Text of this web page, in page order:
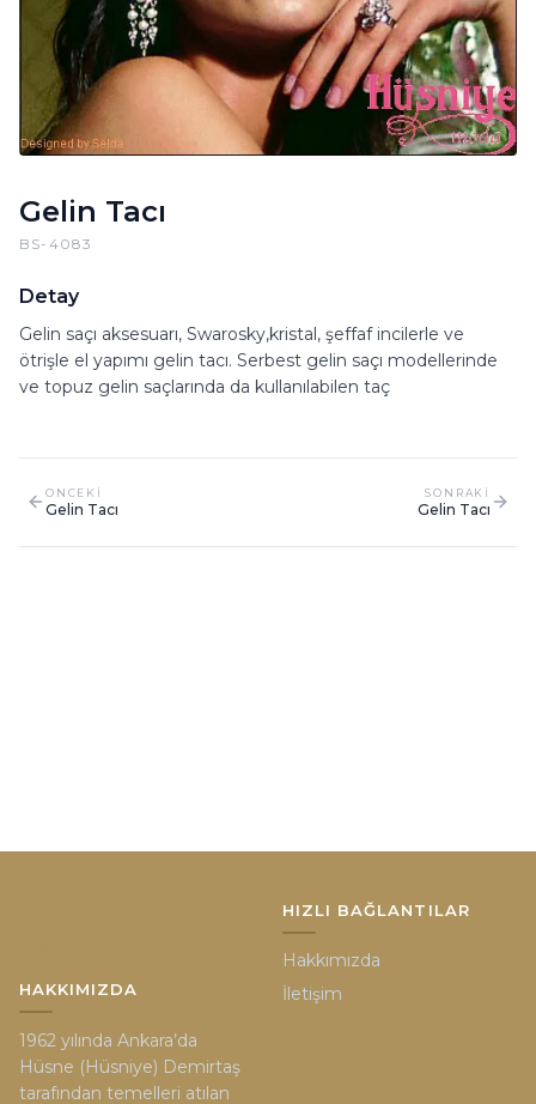
Gelin Tacı
BS-4083
Detay
Gelin saçı aksesuarı, Swarosky,kristal, şeffaf incilerle ve
ötrişle el yapımı gelin tacı. Serbest gelin saçı modellerinde
ve topuz gelin saçlarında da kullanılabilen taç
ONCEKI
Gelin Tacı
SONRAKI
Gelin Tacı
HAKKIMIZDA
1962 yılında Ankara’da
Hüsne (Hüsniye) Demirtaş
tarafından temelleri atılan
HIZLI BAĞLANTILAR
Hakkımızda
İletişim